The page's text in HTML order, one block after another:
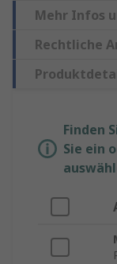
Mehr Infos
Rechtliche
Finden
Sie ein